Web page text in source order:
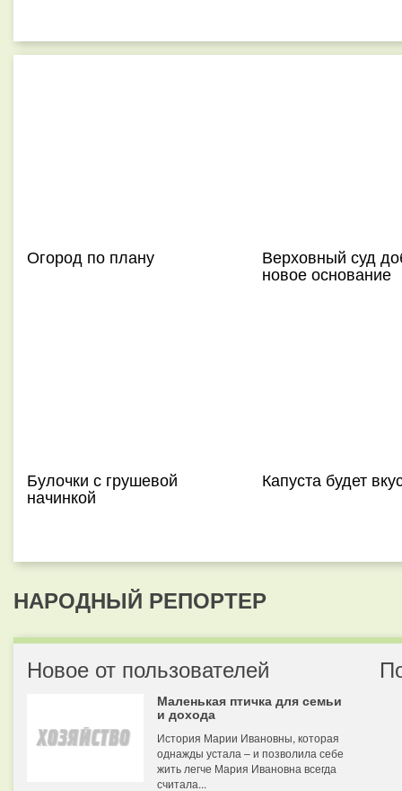
Огород по плану Верховный суд
новое основание
Булочки с грушевой
начинкой
Капуста будет
НАРОДНЫЙ РЕПОРТЕР
Новое от пользователей
Маленькая птичка для семьи
и дохода
История Марии Ивановны, которая
однажды устала – и позволила себе
жить легче Мария Ивановна всегда
считала...